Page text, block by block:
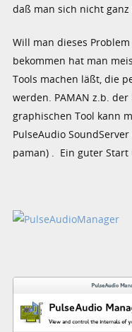
daß man sich nicht ganz
Will man dieses
bekommen hat man
Tools machen läßt, die
werden. PAMAN z.b.
graphischen Tool kann
PulseAudio
paman) . Ein guter